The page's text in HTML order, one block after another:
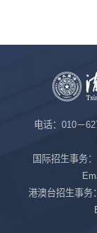
电话：010－
国际招生事务
港澳台招生事